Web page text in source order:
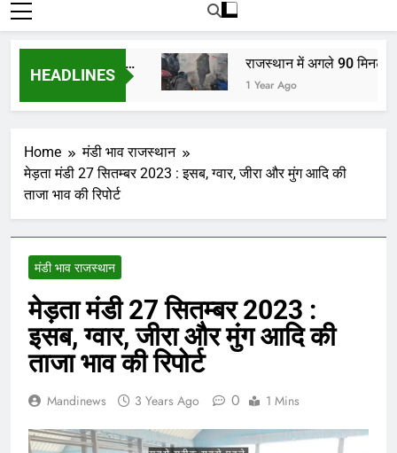
रोजाना हमारे पोर्टल Mandinews.org पर प्रदर्शित
की जाती है.
HEADLINES
राजस्थान में अगले 90 मिनट में
1 Year Ago
Home
मंडी भाव राजस्थान
मेड़ता मंडी 27 सितम्बर 2023 : इसब, ग्वार, जीरा और मुंग आदि की
ताजा भाव की रिपोर्ट
मंडी भाव राजस्थान
मेड़ता मंडी 27 सितम्बर 2023 :
इसब, ग्वार, जीरा और मुंग आदि की
ताजा भाव की रिपोर्ट
Mandinews 3 Years Ago 0 1 Mins